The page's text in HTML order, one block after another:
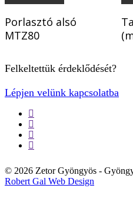
Porlasztó alsó
MTZ80
Felkeltettük érdeklődését?
Lépjen velünk kapcsolatba
twitter
facebook
google-
plus
yelp
© 2026 Zetor Gyöngyös -
Robert Gal Web Design